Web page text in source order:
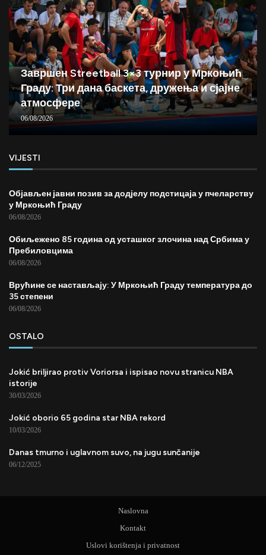
Завршен Streetball 3×3 турнир у Мркоњић
Граду: Три дана баскета, дружења и сјајне
атмосфере
06/08/2026
VIJESTI
Објављен јавни позив за додјелу подстицаја у пчеларству
у Мркоњић Граду
06/08/2026
Обиљежено 85 година од усташког злочина над Србима у
Пребиловцима
06/08/2026
Врућине се настављају: У Мркоњић Граду температура до
35 степени
06/08/2026
OSTALO
Jokić briljirao protiv Voriorsa i ispisao novu stranicu NBA
istorije
30/03/2026
Jokić oborio 65 godina star NBA rekord
10/03/2026
Danas tmurno i uglavnom suvo, na jugu sunčanije
06/12/2025
Naslovna
Kontakt
Uslovi korištenja i privatnost